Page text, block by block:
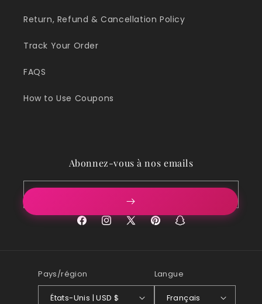
Return, Refund & Cancellation Policy
Track Your Order
FAQS
How to Use Coupons
Abonnez-vous à nos emails
FacebookInstagram
X
PinterestSnapchat
Pays/région
États-Unis | USD $
Langue
Français